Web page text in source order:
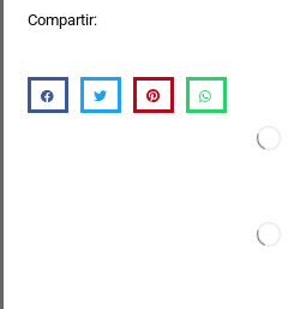
Compartir: